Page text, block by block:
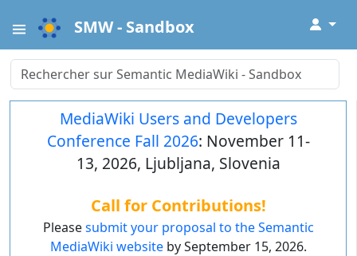
SMW - Sandbox ↓
MediaWiki Users and Developers
Conference Fall 2026: November 11-
13, 2026, Ljubljana, Slovenia
Call for Contributions!
Pleasesubmit your proposal to the Semantic
MediaWiki websiteby September 15, 2026.